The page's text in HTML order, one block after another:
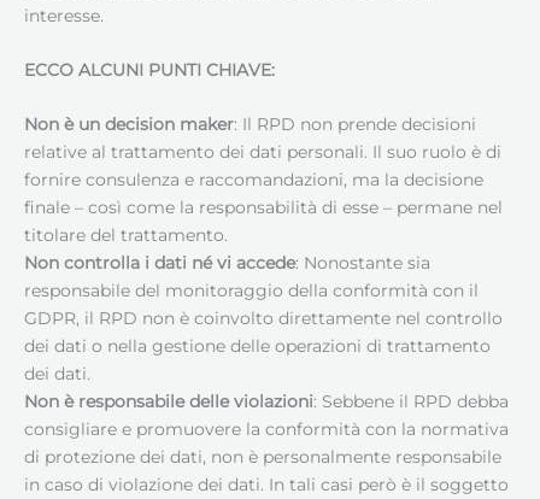
interesse.
ECCO ALCUNI PUNTI CHIAVE:
Non è un decision maker: Il RPD non prende decisioni
relative al trattamento dei dati personali. Il suo ruolo è di
fornire consulenza e raccomandazioni, ma la decisione
finale – così come la responsabilità di esse – permane nel
titolare del trattamento.
Non controlla i dati né vi accede: Nonostante sia
responsabile del monitoraggio della conformità con il
GDPR, il RPD non è coinvolto direttamente nel controllo
dei dati o nella gestione delle operazioni di trattamento
dei dati.
Non è responsabile delle violazioni: Sebbene il RPD debba
consigliare e promuovere la conformità con la normativa
di protezione dei dati, non è personalmente responsabile
in caso di violazione dei dati. In tali casi però è il soggetto